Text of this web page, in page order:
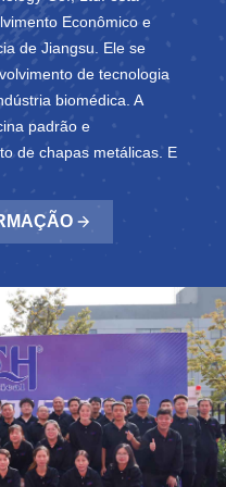
Econômico e
de Jiangsu. Ele se
de tecnologia
biomédica. A
padrão e
de chapas metálicas. E
constante,
de qualidade
e obteve qualificações
principais produtos são
farmacêuticos,
baixa temperatura para
estabilidade médica,
e umidade constantes,
médica fortes,
constantes, forno de
de temperatura etc.
teste da marca